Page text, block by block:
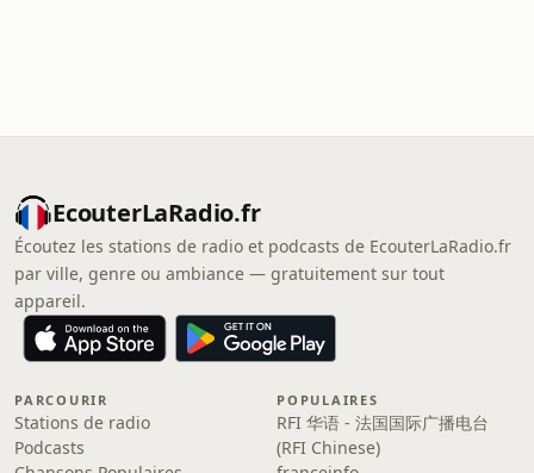
EcouterLaRadio.fr
Écoutez les stations de radio et podcasts de EcouterLaRadio.fr
par ville, genre ou ambiance — gratuitement sur tout
appareil.
PARCOURIR
Stations de radio
Podcasts
POPULAIRES
RFI 华语 - 法国国际广播电台
(RFI Chinese)